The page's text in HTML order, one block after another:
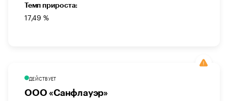
Темп прироста:
17,49 %
ДЕЙСТВУЕТ
ООО «Санфлауэр»